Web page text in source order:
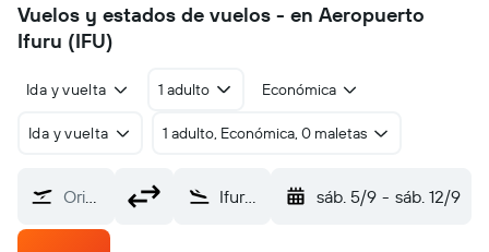
Vuelos y estados de vuelos - en Aeropuerto
Ifuru (IFU)
Ida y vuelta 1 adulto Económica
Ida y vuelta 1 adulto, Económica, 0 maletas
Origen Ifuru (IFU) sáb. 5/9 - sáb. 12/9